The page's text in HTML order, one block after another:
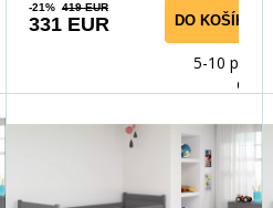
-21% 419 EUR
331 EUR DO KOŠÍKA
5-10 prac.
dnů